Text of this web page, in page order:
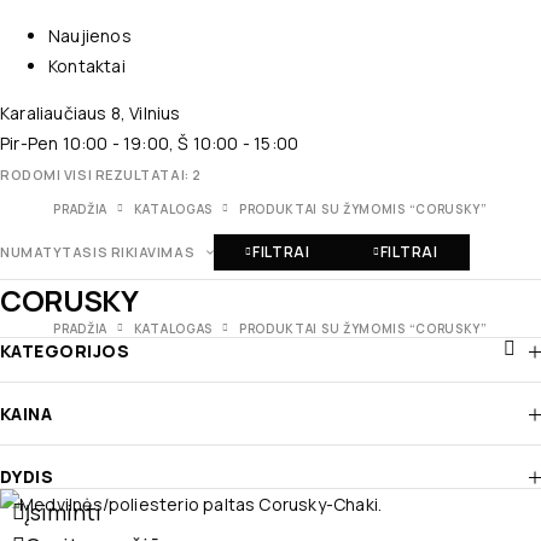
Naujienos
Kontaktai
Karaliaučiaus 8, Vilnius
Pir-Pen 10:00 - 19:00, Š 10:00 - 15:00
RODOMI VISI REZULTATAI: 2
PRADŽIA KATALOGAS PRODUKTAI SU ŽYMOMIS “CORUSKY”
NUMATYTASIS RIKIAVIMAS FILTRAI FILTRAI
CORUSKY
PRADŽIA KATALOGAS PRODUKTAI SU ŽYMOMIS “CORUSKY”
KATEGORIJOS
KAINA
DYDIS
Įsiminti